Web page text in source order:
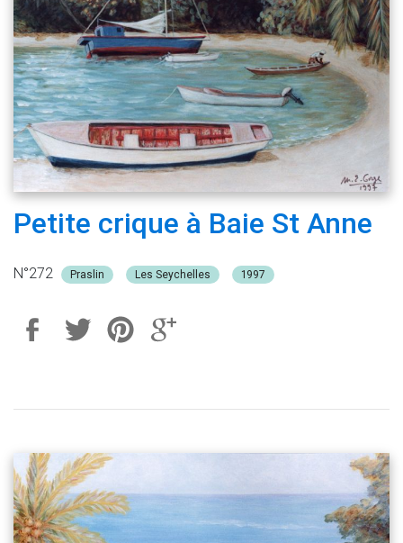
Petite crique à Baie St Anne
N°272 Praslin Les Seychelles 1997